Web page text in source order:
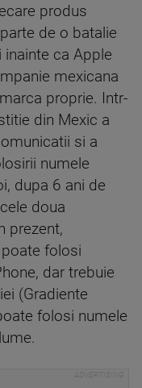
produs
de o batalie
inainte ca Apple
mexicana
proprie. Intr-
din Mexic a
si a
numele
dupa 6 ani de
doua
prezent,
folosi
dar trebuie
(Gradiente
folosi numele